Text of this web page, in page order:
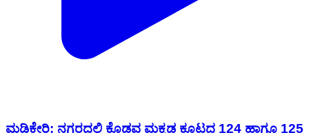
ಮಡಿಕೇರಿ: ನಗರದಲ್ಲಿ ಕೊಡವ ಮಕ್ಕಡ ಕೂಟದ 124 ಹಾಗೂ 125